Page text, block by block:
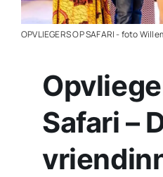
Plaats je eigen nieuws
OPVLIEGERS OP SAFARI - foto
Safari –